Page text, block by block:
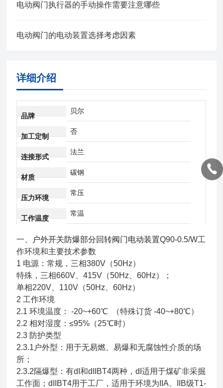
电动阀门执行器的手动操作需要注意哪些
电动阀门的电动装置选择考虑因素
详细介绍
品牌
贝尔
加工定制
否
连接形式
法兰
材质
碳钢
压力环境
常压
工作温度
常温
一、 户外开关防爆部分回转阀门电动装置Q90-0.5/W工
作环境和主要技术参数
1 电源：常规，三相380V（50Hz）
特殊，三相660V、415V（50Hz、60Hz）；
单相220V、110V（50Hz、60Hz）
2 工作环境
2.1 环境温度： -20~+60℃ （特殊订货 -40~+80℃）
2.2 相对湿度：≤95%（25℃时）
2.3 防护类型
2.3.1户外型：用于无易燃、易爆和无腐蚀性介质的场
所；
2.3.2隔爆型：有dI和dIIBT4两种，dI适用于煤矿非采掘
工作面；dIIBT4用于工厂，适用于环境为IIA、IIB级T1-